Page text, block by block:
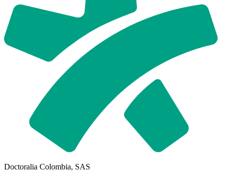
Doctoralia Colombia, SAS